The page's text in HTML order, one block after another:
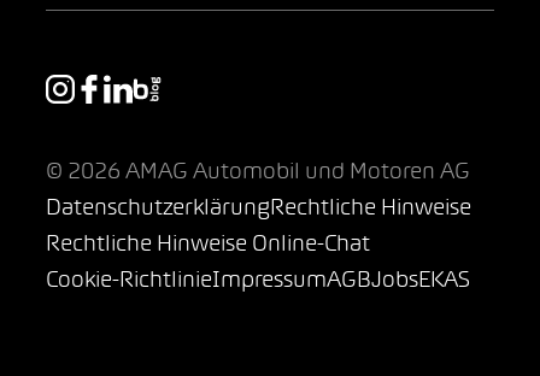
© 2026 AMAG Automobil und Motoren AG
DatenschutzerklärungRechtliche Hinweise
Rechtliche Hinweise Online-Chat
Cookie-RichtlinieImpressumAGBJobsEKAS